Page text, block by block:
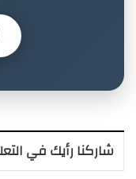
شاركنا رأيك في